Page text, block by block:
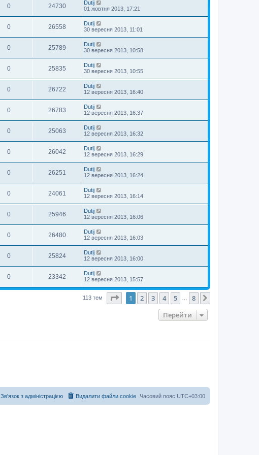
0 24730
Dutij
01 жовтня 2013, 17:21
0 26558
Dutij
30 вересня 2013, 11:01
0 25789
Dutij
30 вересня 2013, 10:58
0 25835
Dutij
30 вересня 2013, 10:55
0 26722
Dutij
12 вересня 2013, 16:40
0 26783
Dutij
12 вересня 2013, 16:37
0 25063
Dutij
12 вересня 2013, 16:32
0 26042
Dutij
12 вересня 2013, 16:29
0 26251
Dutij
12 вересня 2013, 16:24
0 24061
Dutij
12 вересня 2013, 16:14
0 25946
Dutij
12 вересня 2013, 16:06
0 26480
Dutij
12 вересня 2013, 16:03
0 25824
Dutij
12 вересня 2013, 16:00
0 23342
Dutij
12 вересня 2013, 15:57
113 тем Сторінка 1з 8
1 2 3 4 5 8
Перейти
Часовий пояс UTC+03:00
Видалити файли cookie
Зв'язок з адміністрацією